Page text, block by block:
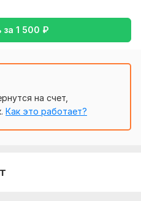
за 1 500 ₽
на счет,
Как это работает?